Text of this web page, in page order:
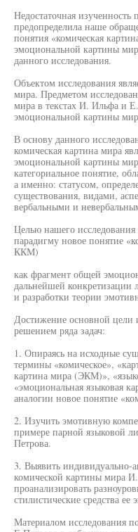
Недостаточная
предопределила наше
понятия «комическая
эмоциональной картины
данного исследования.
Объектом исследования
мира. Предметом
мира в текстах И. Ильфа и
эмоциональной картины
В основу данного
комическая картина мира
эмоциональной картины
категориальное понятие,
а именно: статусом,
существования, видами,
вербальными и
Целью нашего исследования
парадигму новое понятие
ККМ)
как фрагмент общей
дальнейшей конкретизации
и разработки теории
Достижение основной цели
решением ряда задач:
1. Опираясь на исходные
термины «комическое»,
картина мира (ЭКМ)»,
«эмоциональная языковая
аналогии новое понятие
2. Изучить эмотивную
примере парной языковой
Петрова.
3. Выявить индивидуально-
комической картины мира
проанализировать
стилистические средства ее
Материалом исследования